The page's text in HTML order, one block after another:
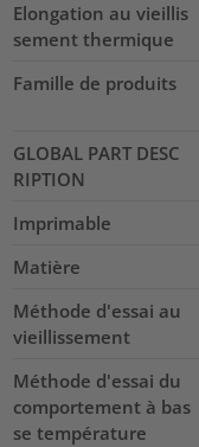
Elongation au vieillis
sement thermique
Famille de produits
GLOBAL PART DESC
RIPTION
Imprimable
Matière
Méthode d'essai au
vieillissement
Méthode d'essai du
comportement à bas
se température